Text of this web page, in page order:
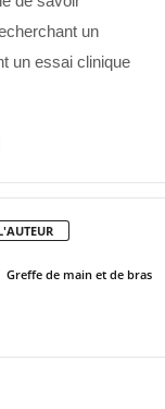
un
un essai clinique
Greffe de main et de bras